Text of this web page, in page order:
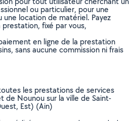
ou particulier, pour une
location de matériel. Payez
fixé par vous,
en ligne de la prestation
sans aucune commission ni frais
les prestations de services
de Nounou sur la ville de Saint-
Est) (Ain)